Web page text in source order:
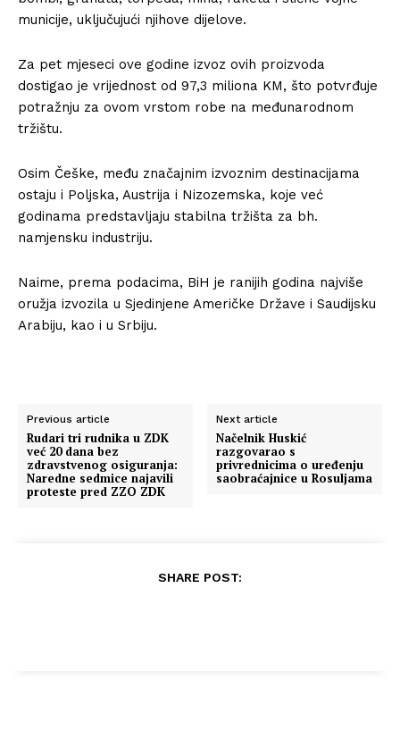
municije, uključujući njihove dijelove.
Za pet mjeseci ove godine izvoz ovih proizvoda
dostigao je vrijednost od 97,3 miliona KM, što potvrđuje
potražnju za ovom vrstom robe na međunarodnom
tržištu.
Osim Češke, među značajnim izvoznim destinacijama
ostaju i Poljska, Austrija i Nizozemska, koje već
godinama predstavljaju stabilna tržišta za bh.
namjensku industriju.
Naime, prema podacima, BiH je ranijih godina najviše
oružja izvozila u Sjedinjene Američke Države i Saudijsku
Arabiju, kao i u Srbiju.
Previous article
Rudari tri rudnika u ZDK
već 20 dana bez
zdravstvenog osiguranja:
Naredne sedmice najavili
proteste pred ZZO ZDK
Next article
Načelnik Huskić
razgovarao s
privrednicima o uređenju
saobraćajnice u Rosuljama
SHARE POST: